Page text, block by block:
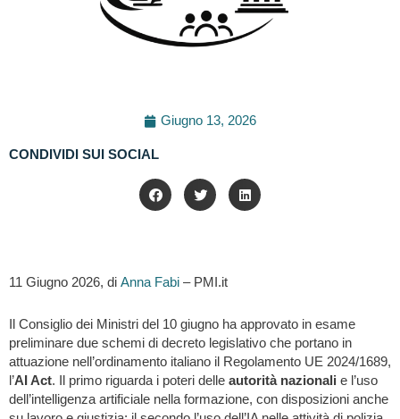
Giugno 13, 2026
CONDIVIDI SUI SOCIAL
11 Giugno 2026, di Anna Fabi – PMI.it
Il Consiglio dei Ministri del 10 giugno ha approvato in esame
preliminare due schemi di decreto legislativo che portano in
attuazione nell’ordinamento italiano il Regolamento UE 2024/1689,
l’AI Act. Il primo riguarda i poteri delle autorità nazionali e l’uso
dell’intelligenza artificiale nella formazione, con disposizioni anche